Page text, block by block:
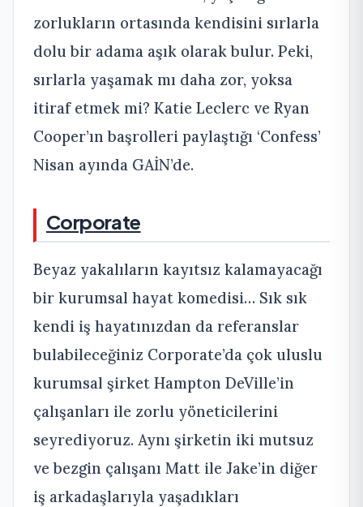
zorlukların ortasında kendisini sırlarla
dolu bir adama aşık olarak bulur. Peki,
sırlarla yaşamak mı daha zor, yoksa
itiraf etmek mi? Katie Leclerc ve Ryan
Cooper’ın başrolleri paylaştığı ‘Confess’
Nisan ayında GAİN’de.
Corporate
Beyaz yakalıların kayıtsız kalamayacağı
bir kurumsal hayat komedisi… Sık sık
kendi iş hayatınızdan da referanslar
bulabileceğiniz Corporate’da çok uluslu
kurumsal şirket Hampton DeVille’in
çalışanları ile zorlu yöneticilerini
seyrediyoruz. Aynı şirketin iki mutsuz
ve bezgin çalışanı Matt ile Jake’in diğer
iş arkadaşlarıyla yaşadıkları